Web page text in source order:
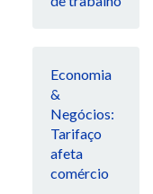
Economia
&
Negócios:
Tarifaço
afeta
comércio